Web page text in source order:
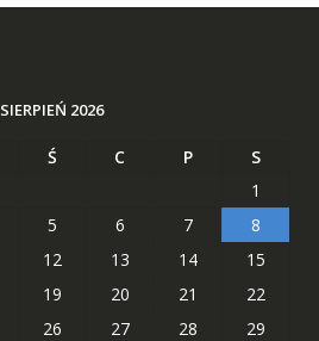
SIERPIEŃ 2026
Ś C P
S
1
5 6 7
8
12 13 14
15
19 20 21
22
26 27 28
29